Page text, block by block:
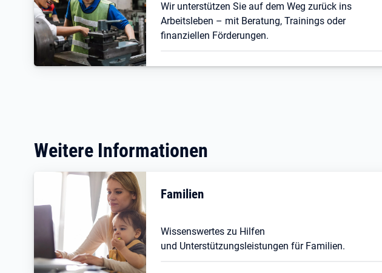
Wir unterstützen Sie auf dem Weg zurück ins
Arbeitsleben – mit Beratung, Trainings oder
finanziellen Förderungen.
Weitere Informationen
Familien
Wissenswertes zu Hilfen
und Unterstützungsleistungen für Familien.